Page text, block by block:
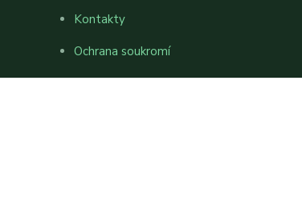
Kontakty
Ochrana soukromí